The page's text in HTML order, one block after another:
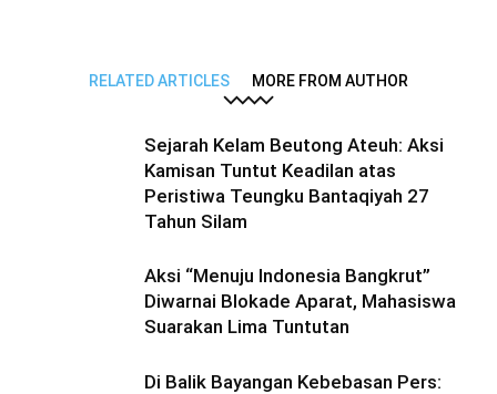
RELATED ARTICLES MORE FROM AUTHOR
Sejarah Kelam Beutong Ateuh: Aksi
Kamisan Tuntut Keadilan atas
Peristiwa Teungku Bantaqiyah 27
Tahun Silam
Aksi “Menuju Indonesia Bangkrut”
Diwarnai Blokade Aparat, Mahasiswa
Suarakan Lima Tuntutan
Di Balik Bayangan Kebebasan Pers: